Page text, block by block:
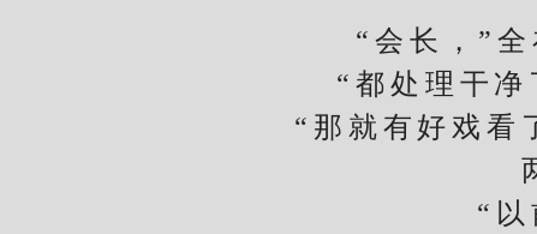
“会长，”全在
“都处理干净了
“那就有好戏看了
“以前